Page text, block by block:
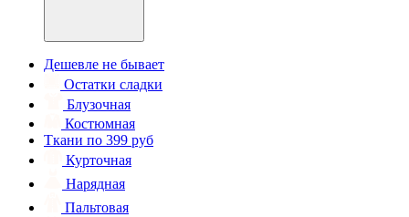
Дешевле не бывает
Остатки сладки
Блузочная
Костюмная
Ткани по 399 руб
Курточная
Нарядная
Пальтовая